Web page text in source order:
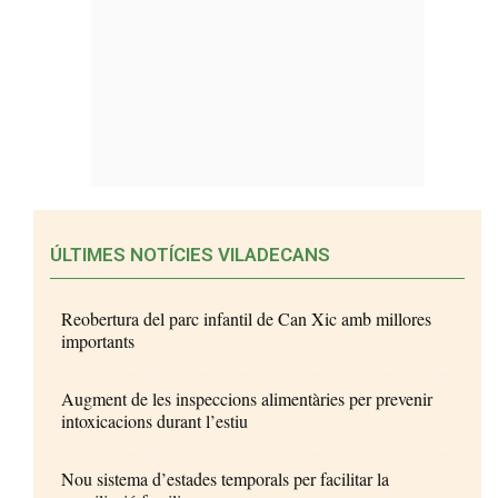
ÚLTIMES NOTÍCIES VILADECANS
Reobertura del parc infantil de Can Xic amb millores
importants
Augment de les inspeccions alimentàries per prevenir
intoxicacions durant l’estiu
Nou sistema d’estades temporals per facilitar la